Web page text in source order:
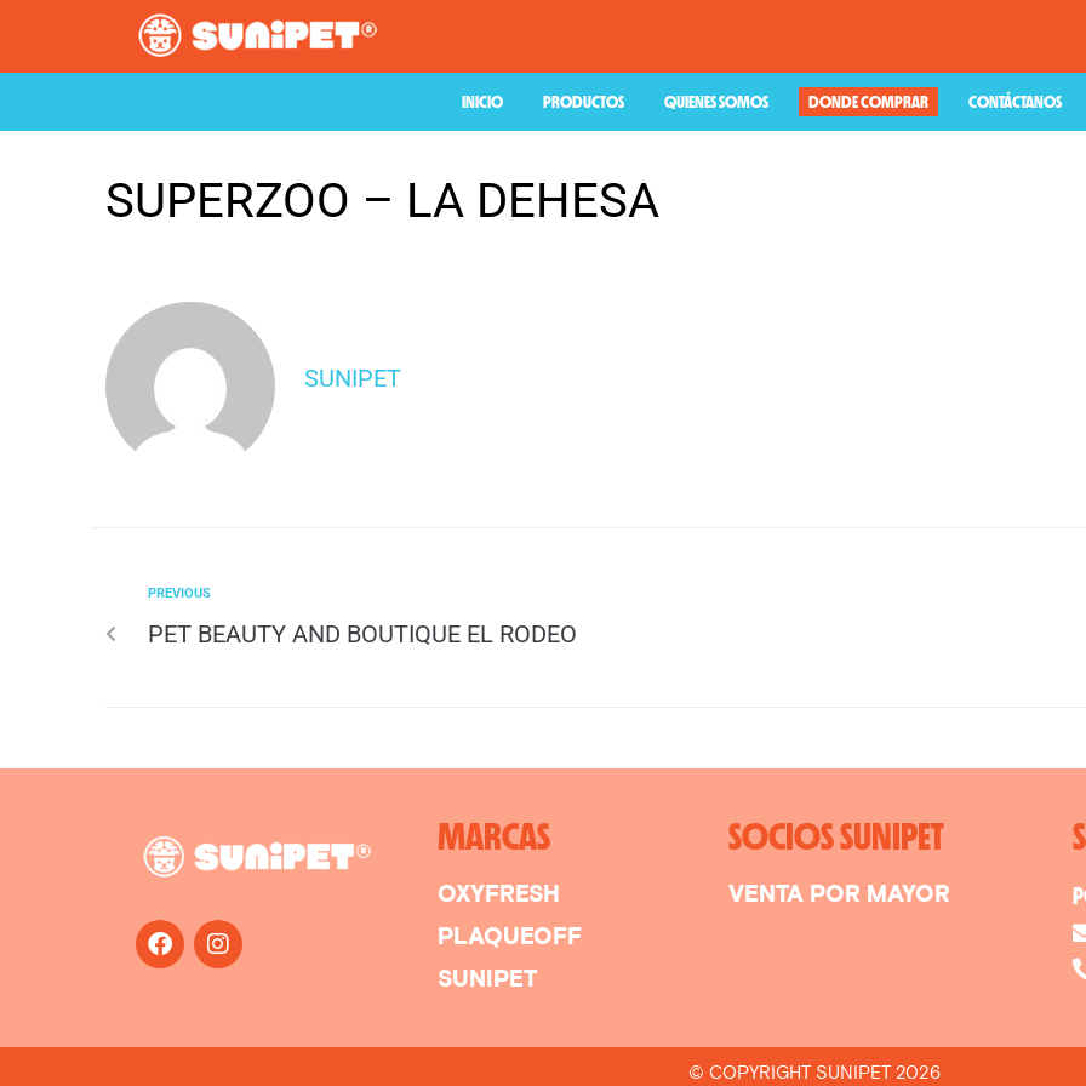
INICIO PRODUCTOS QUIENES SOMOS DONDE COMPRAR CONTÁCTANOS
SUPERZOO – LA DEHESA
SUNIPET
PREVIOUS
PET BEAUTY AND BOUTIQUE EL RODEO
MARCAS
OXYFRESH
PLAQUEOFF
SUNIPET
SOCIOS SUNIPET
VENTA POR MAYOR
© COPYRIGHT SUNIPET 2026